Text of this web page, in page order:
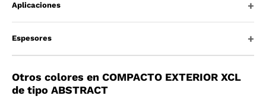
Aplicaciones
Espesores
Otros colores en COMPACTO EXTERIOR XCL
de tipo ABSTRACT